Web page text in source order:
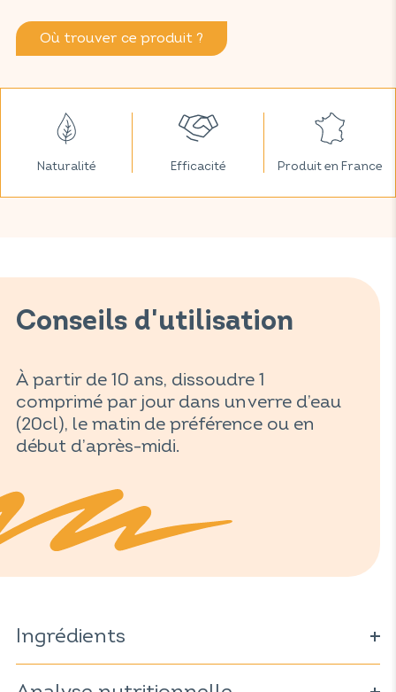
Où trouver ce produit ?
Naturalité Efficacité Produit en France
Conseils d'utilisation
À partir de 10 ans, dissoudre 1
comprimé par jour dans un verre d’eau
(20cl), le matin de préférence ou en
début d’après-midi.
Ingrédients